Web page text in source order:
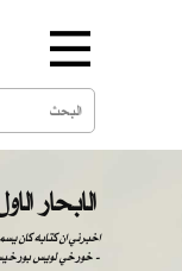
الابحار
اخبرني ان كتابه كان
خورخي لويس بورخيس - كتاب الرمل -